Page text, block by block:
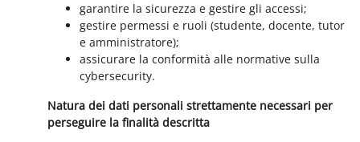
garantire la sicurezza e gestire gli accessi;
gestire permessi e ruoli (studente, docente, tutor
e amministratore);
assicurare la conformità alle normative sulla
cybersecurity.
Natura dei dati personali strettamente necessari per
perseguire la finalità descritta